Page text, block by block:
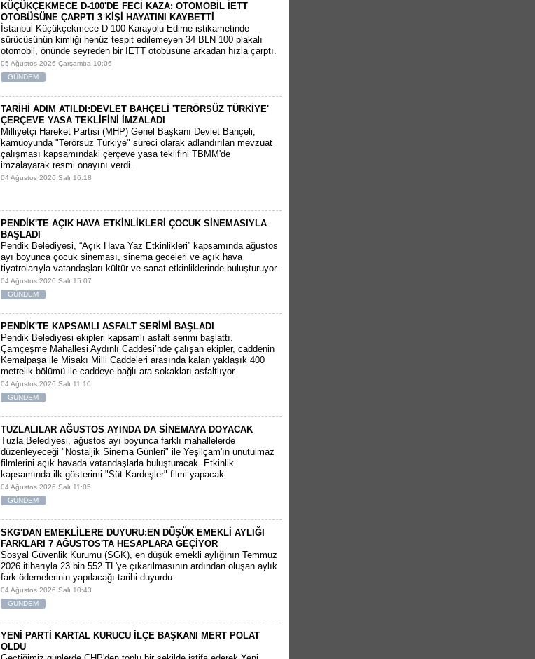
KÜÇÜKÇEKMECE D-100'DE FECİ KAZA: OTOMOBİL İETT
OTOBÜSÜNE ÇARPTI 3 KİŞİ HAYATINI KAYBETTİ
​İstanbul Küçükçekmece D-100 Karayolu Edirne istikametinde
sürücüsünün kimliği henüz tespit edilemeyen 34 BLN 100 plakalı
otomobil, önünde seyreden bir İETT otobüsüne arkadan hızla çarptı.
05 Ağustos 2026 Çarşamba 10:06
GÜNDEM
TARİHİ ADIM ATILDI:DEVLET BAHÇELİ 'TERÖRSÜZ TÜRKİYE'
ÇERÇEVE YASA TEKLİFİNİ İMZALADI
​Milliyetçi Hareket Partisi (MHP) Genel Başkanı Devlet Bahçeli,
kamuoyunda "Terörsüz Türkiye" süreci olarak adlandırılan mevzuat
çalışması kapsamındaki çerçeve yasa teklifini TBMM'de
imzalayarak resmi onayını verdi.
04 Ağustos 2026 Salı 16:18
PENDİK'TE AÇIK HAVA ETKİNLİKLERİ ÇOCUK SİNEMASIYLA
BAŞLADI
Pendik Belediyesi, “Açık Hava Yaz Etkinlikleri” kapsamında ağustos
ayı boyunca çocuk sineması, sinema geceleri ve açık hava
tiyatrolarıyla vatandaşları kültür ve sanat etkinliklerinde buluşturuyor.
04 Ağustos 2026 Salı 15:07
GÜNDEM
PENDİK'TE KAPSAMLI ASFALT SERİMİ BAŞLADI
Pendik Belediyesi ekipleri kapsamlı asfalt serimi başlattı.
Çamçeşme Mahallesi Aydınlı Caddesi’nde çalışan ekipler, caddenin
Kemalpaşa ile Misakı Milli Caddeleri arasında kalan yaklaşık 400
metrelik bölümü ile caddeye bağlı ara sokakları asfaltlıyor.
04 Ağustos 2026 Salı 11:10
GÜNDEM
TUZLALILAR AĞUSTOS AYINDA DA SİNEMAYA DOYACAK
Tuzla Belediyesi, ağustos ayı boyunca farklı mahallelerde
düzenleyeceği "Nostaljik Sinema Günleri" ile Yeşilçam'ın unutulmaz
filmlerini açık havada vatandaşlarla buluşturacak. Etkinlik
kapsamında ilk gösterimi "Süt Kardeşler" filmi yapacak.
04 Ağustos 2026 Salı 11:05
GÜNDEM
SKG'DAN EMEKLİLERE DUYURU:EN DÜŞÜK EMEKLİ AYLIĞI
FARKLARI 7 AĞUSTOS'TA HESAPLARA GEÇİYOR
​Sosyal Güvenlik Kurumu (SGK), en düşük emekli aylığının Temmuz
2026 itibarıyla 23 bin 552 TL'ye çıkarılmasının ardından oluşan aylık
fark ödemelerinin yapılacağı tarihi duyurdu.
04 Ağustos 2026 Salı 10:43
GÜNDEM
YENİ PARTİ KARTAL KURUCU İLÇE BAŞKANI MERT POLAT
OLDU